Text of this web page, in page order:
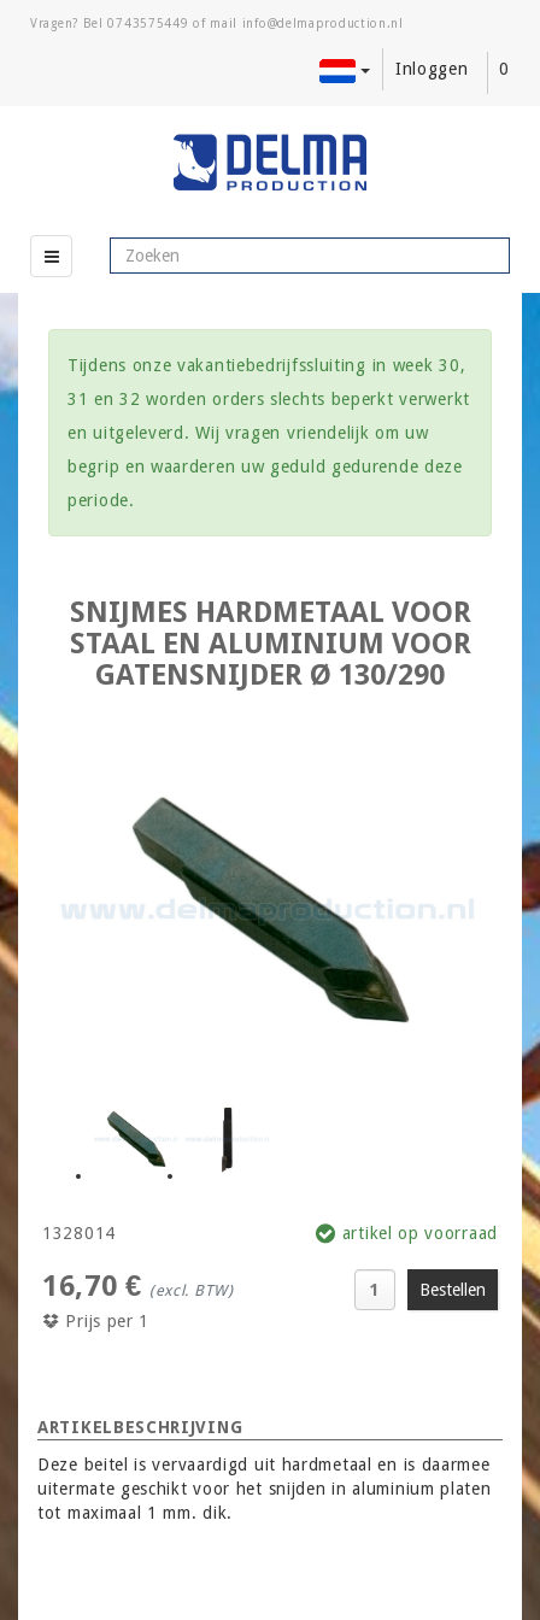
Vragen? Bel0743575449 of mail
Inloggen 0
Tijdens onze vakantiebedrijfssluiting in week 30,
31 en 32 worden orders slechts beperkt verwerkt
en uitgeleverd. Wij vragen vriendelijk om uw
begrip en waarderen uw geduld gedurende deze
periode.
SNIJMES HARDMETAAL VOOR
STAAL EN ALUMINIUM VOOR
GATENSNIJDER Ø 130/290
1328014 artikel op voorraad
16,70 € (excl. BTW)
Prijs per 1
ARTIKELBESCHRIJVING
Deze beitel is vervaardigd uit hardmetaal en is daarmee
uitermate geschikt voor het snijden in aluminium platen
tot maximaal 1 mm. dik.